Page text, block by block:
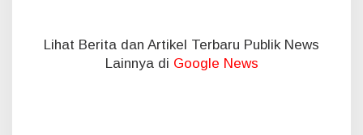
Lihat Berita dan Artikel Terbaru Publik News
Lainnya di Google News